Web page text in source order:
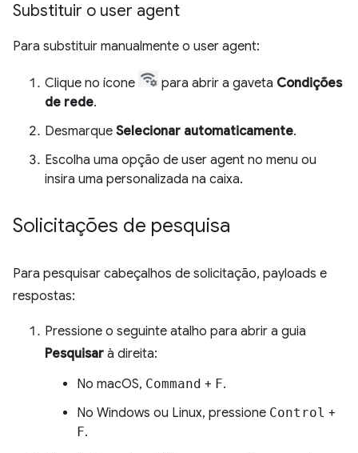
Substituir o user agent
Para substituir manualmente o user agent:
Clique no ícone para abrir a gaveta Condições
de rede.
Desmarque Selecionar automaticamente.
Escolha uma opção de user agent no menu ou
insira uma personalizada na caixa.
Solicitações de pesquisa
Para pesquisar cabeçalhos de solicitação, payloads e
respostas:
Pressione o seguinte atalho para abrir a guia
Pesquisar à direita:
No macOS, Command + F.
No Windows ou Linux, pressione Control +
F.